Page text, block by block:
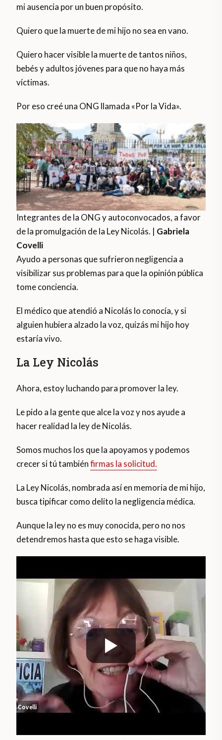
mi ausencia por un buen propósito.
Quiero que la muerte de mi hijo no sea en vano.
Quiero hacer visible la muerte de tantos niños,
bebés y adultos jóvenes para que no haya más
víctimas.
Por eso creé una ONG llamada «Por la Vida».
Integrantes de la ONG y autoconvocados, a favor
de la promulgación de la Ley Nicolás. | Gabriela
Covelli
Ayudo a personas que sufrieron negligencia a
visibilizar sus problemas para que la opinión pública
tome conciencia.
El médico que atendió a Nicolás lo conocía, y si
alguien hubiera alzado la voz, quizás mi hijo hoy
estaría vivo.
La Ley Nicolás
Ahora, estoy luchando para promover la ley.
Le pido a la gente que alce la voz y nos ayude a
hacer realidad la ley de Nicolás.
Somos muchos los que la apoyamos y podemos
crecer si tú tambiénfirmas la solicitud.
La Ley Nicolás, nombrada así en memoria de mi hijo,
busca tipificar como delito la negligencia médica.
Aunque la ley no es muy conocida, pero no nos
detendremos hasta que esto se haga visible.